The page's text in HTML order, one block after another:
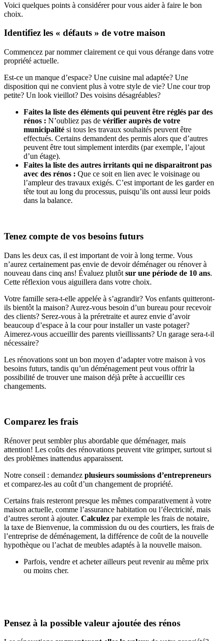
Voici quelques points à considérer pour vous aider à faire le bon
choix.
Identifiez les « défauts » de votre maison
Commencez par nommer clairement ce qui vous dérange dans votre
propriété actuelle.
Est-ce un manque d’espace? Une cuisine mal adaptée? Une
disposition qui ne convient plus à votre style de vie? Une cour trop
petite? Un look vieillot? Des voisins désagréables?
Faites la liste des éléments qui peuvent être réglés par des
rénos : N’oubliez pas de vérifier auprès de votre
municipalité si tous les travaux souhaités peuvent être
effectués. Certains demandent des permis alors que d’autres
peuvent être tout simplement interdits (par exemple, l’ajout
d’un étage).
Faites la liste des autres irritants qui ne disparaitront pas
avec des rénos : Que ce soit en lien avec le voisinage ou
l’ampleur des travaux exigés. C’est important de les garder en
tête tout au long du processus, puisqu’ils ont aussi leur poids
dans la balance.
Tenez compte de vos besoins futurs
Dans les deux cas, il est important de voir à long terme. Vous
n’aurez certainement pas envie de devoir déménager ou rénover à
nouveau dans cinq ans! Évaluez plutôt sur une période de 10 ans.
Cette réflexion vous aiguillera dans votre choix.
Votre famille sera-t-elle appelée à s’agrandir? Vos enfants quitteront-
ils bientôt la maison? Aurez-vous besoin d’un bureau pour recevoir
des clients? Serez-vous à la préretraite et aurez envie d’avoir
beaucoup d’espace à la cour pour installer un vaste potager?
Aimerez-vous accueillir des parents vieillissants? Un garage sera-t-il
nécessaire?
Les rénovations sont un bon moyen d’adapter votre maison à vos
besoins futurs, tandis qu’un déménagement peut vous offrir la
possibilité de trouver une maison déjà prête à accueillir ces
changements.
Comparez les frais
Rénover peut sembler plus abordable que déménager, mais
attention! Les coûts des rénovations peuvent vite grimper, surtout si
des problèmes inattendus apparaissent.
Notre conseil : demandez plusieurs soumissions d’entrepreneurs
et comparez-les au coût d’un changement de propriété.
Certains frais resteront presque les mêmes comparativement à votre
maison actuelle, comme l’assurance habitation ou l’électricité, mais
d’autres seront à ajouter. Calculez par exemple les frais de notaire,
la taxe de Bienvenue, la commission du ou des courtiers, les frais de
l’entreprise de déménagement, la différence de coût de la nouvelle
hypothèque ou l’achat de meubles adaptés à la nouvelle maison.
Parfois, vendre et acheter ailleurs peut revenir au même prix
ou moins cher.
Pensez à la possible valeur ajoutée des rénos